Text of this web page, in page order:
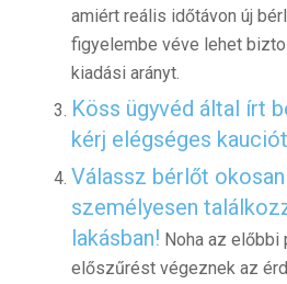
amiért reális időtávon új
figyelembe véve lehet
kiadási arányt.
Köss ügyvéd által írt
kérj elégséges
Válassz bérlőt
személyesen
lakásban! Noha az
előszűrést végeznek az